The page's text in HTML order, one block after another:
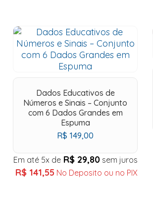
Dados Educativos de
Números e Sinais – Conjunto
com 6 Dados Grandes em
Espuma
R$ 149,00
Em até 5x de R$ 29,80 sem juros
R$ 141,55 No Deposito ou no PIX
Add